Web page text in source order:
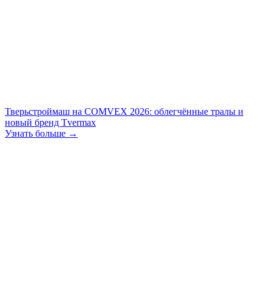
Тверьстроймаш на COMVEX 2026: облегчённые тралы и
новый бренд Tvermax
Узнать больше →